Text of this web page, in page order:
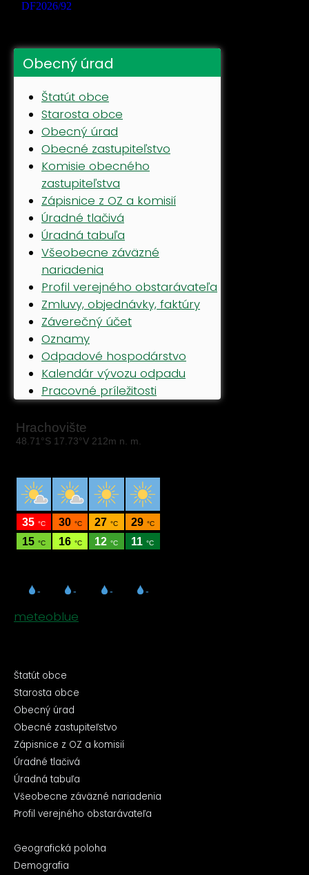
Obecný úrad
Štatút obce
Starosta obce
Obecný úrad
Obecné zastupiteľstvo
Komisie obecného
zastupiteľstva
Zápisnice z OZ a komisií
Úradné tlačivá
Úradná tabuľa
Všeobecne záväzné
nariadenia
Profil verejného obstarávateľa
Zmluvy, objednávky, faktúry
Záverečný účet
Oznamy
Odpadové hospodárstvo
Kalendár vývozu odpadu
Pracovné príležitosti
meteoblue
Štatút obce
Starosta obce
Obecný úrad
Obecné zastupiteľstvo
Zápisnice z OZ a komisií
Úradné tlačivá
Úradná tabuľa
Všeobecne záväzné nariadenia
Profil verejného obstarávateľa
Geografická poloha
Demografia